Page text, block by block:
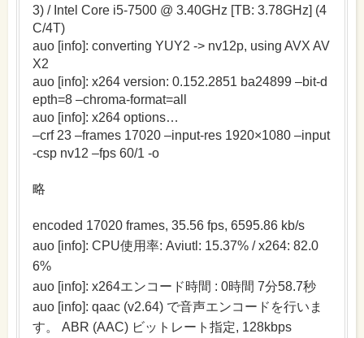
3) / Intel Core i5-7500 @ 3.40GHz [TB: 3.78GHz] (4
C/4T)
auo [info]: converting YUY2 -> nv12p, using AVX AV
X2
auo [info]: x264 version: 0.152.2851 ba24899 –bit-d
epth=8 –chroma-format=all
auo [info]: x264 options…
–crf 23 –frames 17020 –input-res 1920×1080 –input
-csp nv12 –fps 60/1 -o
略
encoded 17020 frames, 35.56 fps, 6595.86 kb/s
auo [info]: CPU使用率: Aviutl: 15.37% / x264: 82.0
6%
auo [info]: x264エンコード時間 : 0時間 7分58.7秒
auo [info]: qaac (v2.64) で音声エンコードを行いま
す。 ABR (AAC) ビットレート指定, 128kbps